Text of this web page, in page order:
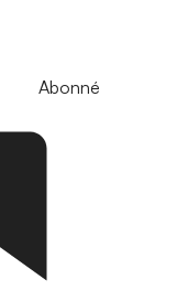
Abonné